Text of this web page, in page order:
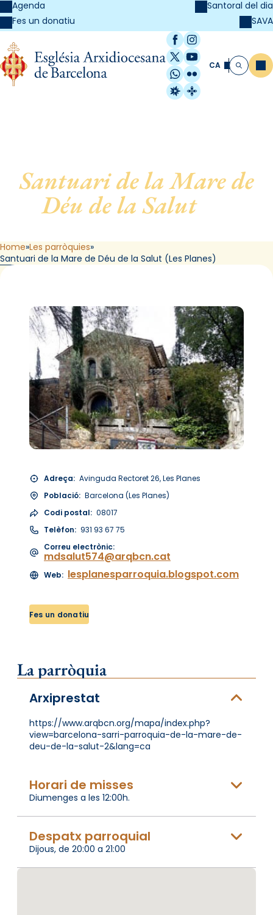
Agenda
Fes un donatiu
Santoral del dia
SAVA
Facebook
Instagram
X / Twitter
YouTube
WhatsApp
Flickr
Radio Estel
Catalunya
CA Cerca
Santuari de la Mare de
Déu de la Salut, de
Home Les parròquies
Santuari de la Mare de Déu de la Salut (Les Planes)
Adreça: Avinguda Rectoret 26, Les Planes
Població: Barcelona (Les Planes)
Codi postal: 08017
Telèfon: 931 93 67 75
Correu electrònic:
mdsalut574@arqbcn.cat
Web: lesplanesparroquia.blogspot.com
Fes un donatiu
La parròquia
Arxiprestat
https://www.arqbcn.org/mapa/index.php?
view=barcelona-sarri-parroquia-de-la-mare-de-
deu-de-la-salut-2&lang=ca
Horari de misses
Diumenges a les 12:00h.
Despatx parroquial
Dijous, de 20:00 a 21:00